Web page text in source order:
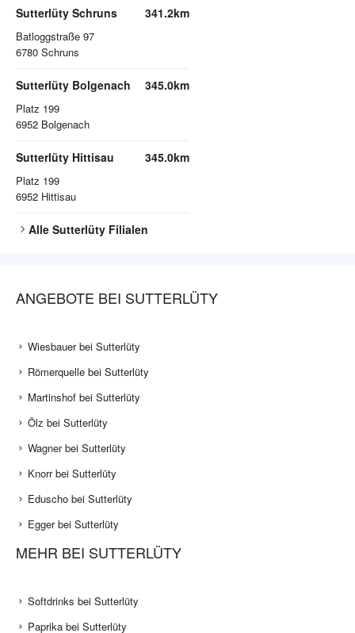
Sutterlüty Schruns
Batloggstraße 97
6780 Schruns
341.2km
Sutterlüty Bolgenach
Platz 199
6952 Bolgenach
345.0km
Sutterlüty Hittisau
Platz 199
6952 Hittisau
345.0km
Alle Sutterlüty Filialen
ANGEBOTE BEI SUTTERLÜTY
Wiesbauer bei Sutterlüty
Römerquelle bei Sutterlüty
Martinshof bei Sutterlüty
Ölz bei Sutterlüty
Wagner bei Sutterlüty
Knorr bei Sutterlüty
Eduscho bei Sutterlüty
Egger bei Sutterlüty
MEHR BEI SUTTERLÜTY
Softdrinks bei Sutterlüty
Paprika bei Sutterlüty